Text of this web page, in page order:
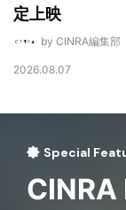
定上映
by CINRA編集部
2026.08.07
Special